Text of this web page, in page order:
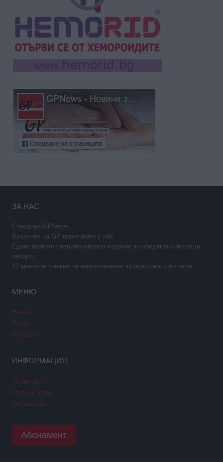
ЗА НАС
Списание GPNews
Връстник на GP практиката у нас
Единственото специализирано издание за общопрактикуващи
лекари
12 месечни книжки на жизненоважни за практиката ви теми
МЕНЮ
Начало
За нас
Контакти
ИНФОРМАЦИЯ
За автори
Етични норми
За реклама
Абонамент